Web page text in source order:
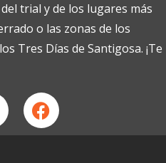
trial y de los lugares más
o las zonas de los
Tres Días de Santigosa. ¡Te